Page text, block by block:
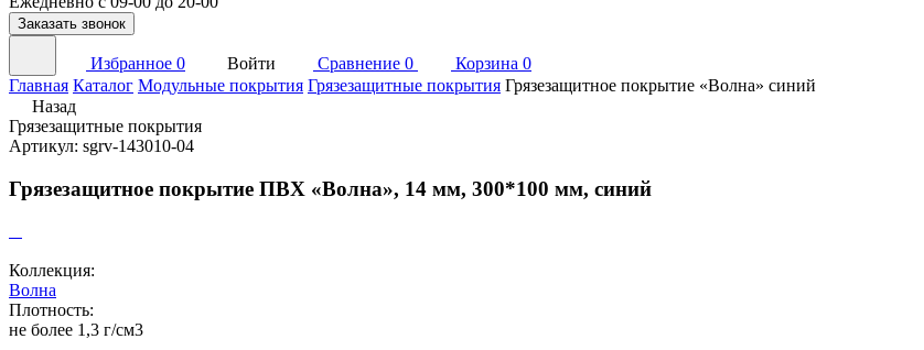
Заказать звонок
Избранное 0 Войти Сравнение 0 Корзина 0
Главная Каталог Модульные покрытия Грязезащитные покрытия Грязезащитное покрытие «Волна» синий
Назад
Грязезащитные покрытия
Артикул: sgrv-143010-04
Грязезащитное покрытие ПВХ «Волна», 14 мм, 300*100 мм, синий
Коллекция:
Волна
Плотность:
не более 1,3 г/см3